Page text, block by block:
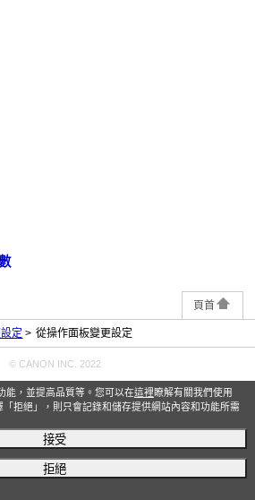
能，並提高品質等。您可以在這裡瞭解有關我們使用
拒絕」，則只會記錄和儲存提供網站內容和功能所需
接受
拒絕
頁首
定 從操作面板變更設定
© CANON INC. 2022